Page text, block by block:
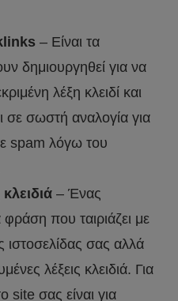
– Είναι τα
δημιουργηθεί για να
λέξη κλειδί και
σε σωστή αναλογία για
spam λόγω του
– Ένας
που ταιριάζει με
ιστοσελίδας σας αλλά
λέξεις κλειδιά. Για
site σας είναι για